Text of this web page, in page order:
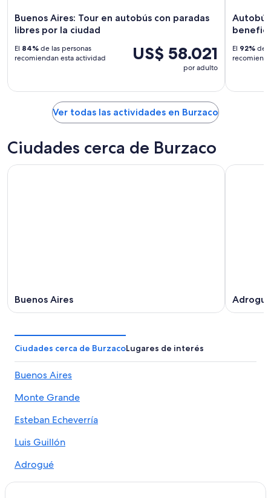
ago
Buenos Aires: Tour en autobús con paradas
libres por la ciudad
US$ 58.021
por adulto
El 84% de las personas
recomiendan esta actividad
El 92% de
Ver todas las actividades en Burzaco
Ciudades cerca de Burzaco
Buenos Aires
Ciudades cerca de BurzacoLugares de interés
Buenos Aires
Monte Grande
Esteban Echeverría
Luis Guillón
Adrogué